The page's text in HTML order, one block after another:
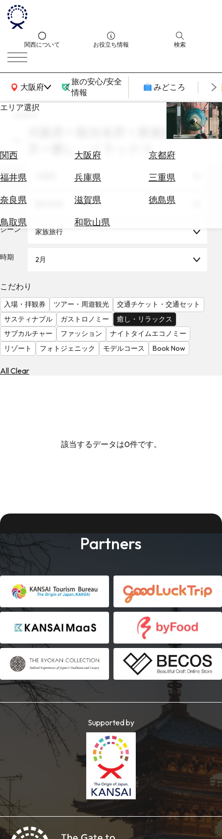
関西について お役立ち情報 検索
大阪府
関西広域MAP
旅の安心/安全
情報
みどころ
エリア選択
関西 大阪府
京都府
福井県
兵庫県
三重県
奈良県
滋賀県
徳島県
鳥取県
和歌山県
エ
券
テ
を
る
気
を
見
る
search
大阪府 × 観光名所 × 家族旅行 × 2
月 × 癒し・リラックス
エリア
テーマ
シーン 家族旅行
時期 2月
こだわり
入場・拝観券 ツアー・周遊観光
交通チケット・交通セット
サスティナブル
ガストロノミー
癒し・リラックス
サブカルチャー
ファッション
ナイトタイムエコノミー
リゾート
フォトジェニック モデルコース Book Now
All Clear
該当するデータは0件です。
Partners
Supported by